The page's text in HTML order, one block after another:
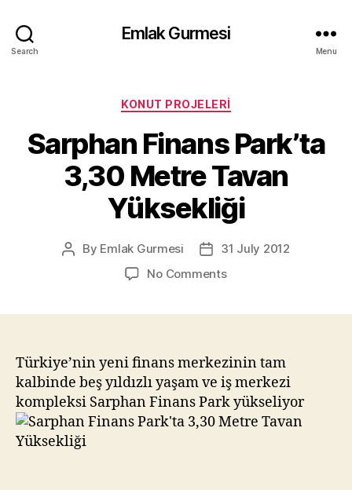
Search
Emlak Gurmesi
Menu
Categories
KONUT PROJELERI
Sarphan Finans Park’ta
3,30 Metre Tavan
Yüksekliği
Post
By Emlak Gurmesi
Post31 July 2012
No Commentson
Metre
Tavan
Yüksekliği
Türkiye’nin yeni finans merkezinin tam
kalbinde beş yıldızlı yaşam ve iş merkezi
kompleksi Sarphan Finans Park yükseliyor